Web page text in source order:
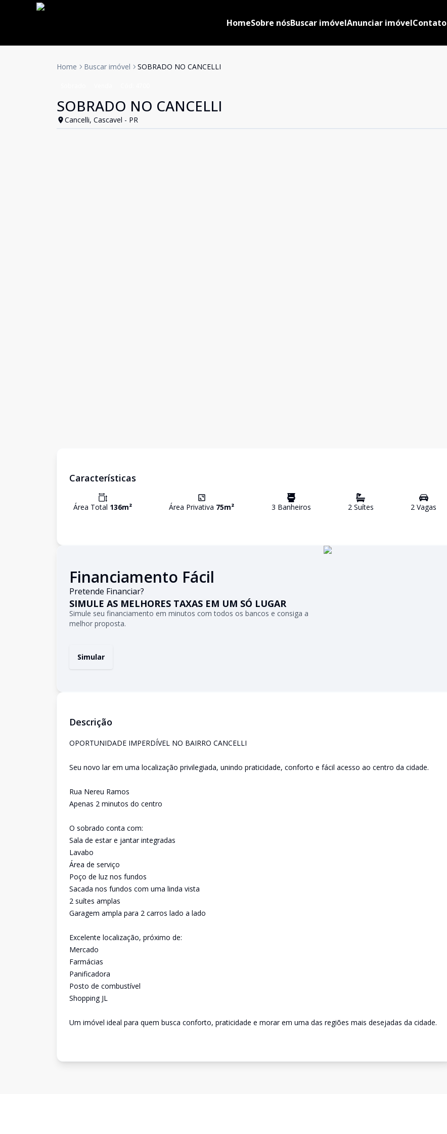
HomeSobre nósBuscar imóvelAnunciar imóvelContato
Home Buscar imóvel SOBRADO NO CANCELLI
SOBRADO NO CANCELLI
Cancelli, Cascavel - PR
Características
Área Total 136m² Área Privativa 75m² 3 Banheiros 2Suítes 2 Vagas
Financiamento Fácil
Pretende Financiar?
SIMULE AS MELHORES TAXAS EM UM SÓ LUGAR
Simule seu financiamento em minutos com todos os bancos e consiga a
melhor proposta.
Simular
Descrição
OPORTUNIDADE IMPERDÍVEL NO BAIRRO CANCELLI
Seu novo lar em uma localização privilegiada, unindo praticidade, conforto e fácil acesso ao centro da cidade.
Rua Nereu Ramos
Apenas 2 minutos do centro
O sobrado conta com:
Sala de estar e jantar integradas
Lavabo
Área de serviço
Poço de luz nos fundos
Sacada nos fundos com uma linda vista
2 suítes amplas
Garagem ampla para 2 carros lado a lado
Excelente localização, próximo de:
Mercado
Farmácias
Panificadora
Posto de combustível
Shopping JL
Um imóvel ideal para quem busca conforto, praticidade e morar em uma das regiões mais desejadas da cidade.